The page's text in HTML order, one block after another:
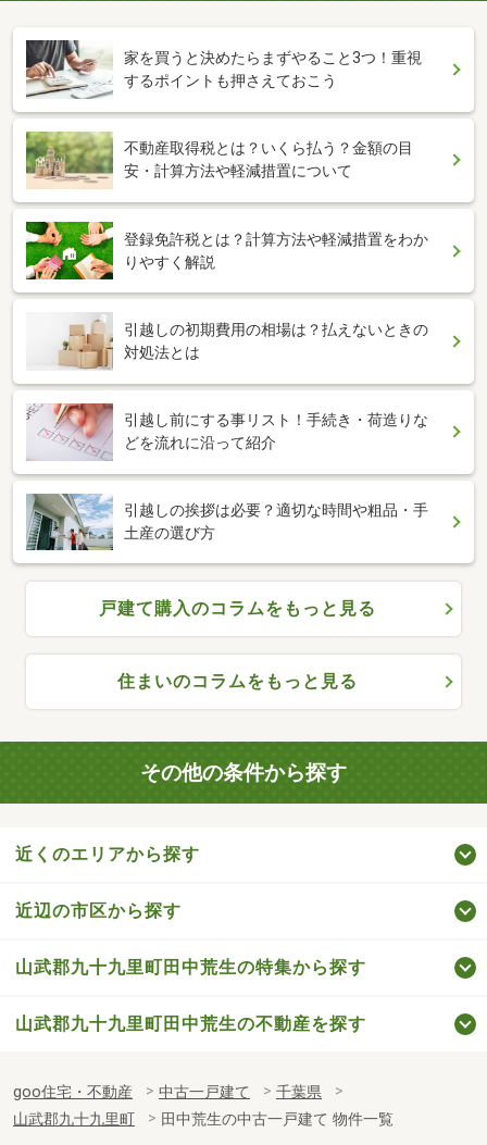
家を買うと決めたらまずやること3つ！重視
するポイントも押さえておこう
不動産取得税とは？いくら払う？金額の目
安・計算方法や軽減措置について
登録免許税とは？計算方法や軽減措置をわか
りやすく解説
引越しの初期費用の相場は？払えないときの
対処法とは
引越し前にする事リスト！手続き・荷造りな
どを流れに沿って紹介
引越しの挨拶は必要？適切な時間や粗品・手
土産の選び方
戸建て購入のコラムをもっと見る
住まいのコラムをもっと見る
その他の条件から探す
近くのエリアから探す
近辺の市区から探す
山武郡九十九里町田中荒生の特集から探す
山武郡九十九里町田中荒生の不動産を探す
goo住宅・不動産 中古一戸建て
千葉県
山武郡九十九里町
田中荒生の中古一戸建て 物件一覧